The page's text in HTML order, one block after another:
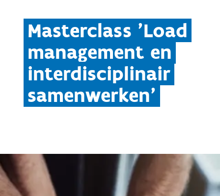
Masterclass 'Load
management en
interdisciplinair
samenwerken'